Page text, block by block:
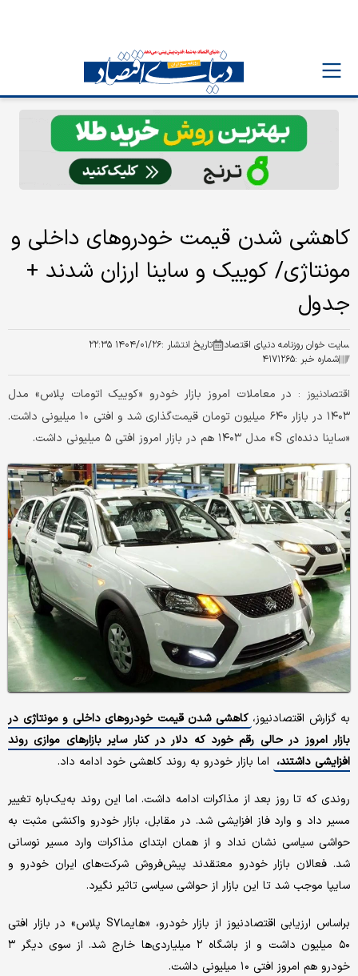
کاهشی شدن قیمت خودروهای داخلی و
مونتاژی/ کوییک و ساینا ارزان شدند +
جدول
سایت خوان روزنامه دنیای اقتصاد تاریخ انتشار :۱۴۰۴/۰۱/۲۶ ۲۲:۳۵
شماره خبر :۴۱۷۱۲۶۵
اقتصادنیوز : در معاملات امروز بازار خودرو «کوییک ‌اتومات پلاس» مدل
۱۴۰۳ در بازار ۶۴۰ میلیون تومان قیمت‌گذاری شد و افتی ۱۰ میلیونی داشت.
«ساینا دنده‌ای S» مدل ۱۴۰۳ هم در بازار امروز افتی ۵ میلیونی داشت.
به گزارش اقتصادنیوز، کاهشی شدن قیمت خودروهای داخلی و مونتاژی در
بازار امروز در حالی رقم خورد که دلار در کنار سایر بازارهای موازی روند
افزایشی داشتند، اما بازار خودرو به روند کاهشی خود ادامه داد.
روندی که تا روز بعد از مذاکرات ادامه داشت. اما این روند به‌یک‌باره تغییر
مسیر داد و وارد فاز افزایشی شد. در مقابل، بازار خودرو واکنشی مثبت به
حواشی سیاسی نشان نداد و از همان ابتدای مذاکرات وارد مسیر نوسانی
شد. فعالان بازار خودرو معتقدند پیش‌فروش شرکت‌های ایران خودرو و
سایپا موجب شد تا این بازار از حواشی سیاسی تاثیر نگیرد.
براساس ارزیابی اقتصادنیوز از بازار خودرو،‌ «هایماS۷ پلاس» در بازار افتی
۵۰ میلیون داشت و از باشگاه ۲ میلیاردی‌ها خارج شد. از سوی دیگر ۳
خودرو هم امروز افتی ۱۰ میلیونی داشت.